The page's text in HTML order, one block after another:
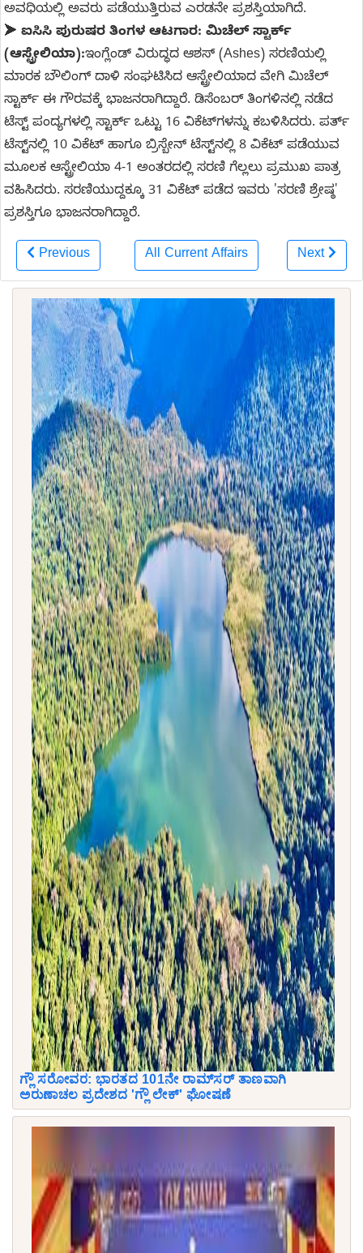
ಅವಧಿಯಲ್ಲಿ ಅವರು ಪಡೆಯುತ್ತಿರುವ ಎರಡನೇ ಪ್ರಶಸ್ತಿಯಾಗಿದೆ.
➤ ಐಸಿಸಿ ಪುರುಷರ ತಿಂಗಳ ಆಟಗಾರ: ಮಿಚೆಲ್ ಸ್ಟಾರ್ಕ್
(ಆಸ್ಟ್ರೇಲಿಯಾ):ಇಂಗ್ಲೆಂಡ್ ವಿರುದ್ಧದ ಆಶಸ್ (Ashes) ಸರಣಿಯಲ್ಲಿ
ಮಾರಕ ಬೌಲಿಂಗ್ ದಾಳಿ ಸಂಘಟಿಸಿದ ಆಸ್ಟ್ರೇಲಿಯಾದ ವೇಗಿ ಮಿಚೆಲ್
ಸ್ಟಾರ್ಕ್ ಈ ಗೌರವಕ್ಕೆ ಭಾಜನರಾಗಿದ್ದಾರೆ. ಡಿಸೆಂಬರ್ ತಿಂಗಳಿನಲ್ಲಿ ನಡೆದ
ಟೆಸ್ಟ್ ಪಂದ್ಯಗಳಲ್ಲಿ ಸ್ಟಾರ್ಕ್ ಒಟ್ಟು 16 ವಿಕೆಟ್‌ಗಳನ್ನು ಕಬಳಿಸಿದರು. ಪರ್ತ್
ಟೆಸ್ಟ್‌ನಲ್ಲಿ 10 ವಿಕೆಟ್ ಹಾಗೂ ಬ್ರಿಸ್ಬೇನ್ ಟೆಸ್ಟ್‌ನಲ್ಲಿ 8 ವಿಕೆಟ್ ಪಡೆಯುವ
ಮೂಲಕ ಆಸ್ಟ್ರೇಲಿಯಾ 4-1 ಅಂತರದಲ್ಲಿ ಸರಣಿ ಗೆಲ್ಲಲು ಪ್ರಮುಖ ಪಾತ್ರ
ವಹಿಸಿದರು. ಸರಣಿಯುದ್ದಕ್ಕೂ 31 ವಿಕೆಟ್ ಪಡೆದ ಇವರು 'ಸರಣಿ ಶ್ರೇಷ್ಠ'
ಪ್ರಶಸ್ತಿಗೂ ಭಾಜನರಾಗಿದ್ದಾರೆ.
Previous All Current Affairs Next
ಗ್ಲೌ ಸರೋವರ: ಭಾರತದ 101ನೇ ರಾಮ್‌ಸರ್ ತಾಣವಾಗಿ
ಅರುಣಾಚಲ ಪ್ರದೇಶದ 'ಗ್ಲೌ ಲೇಕ್' ಘೋಷಣೆ